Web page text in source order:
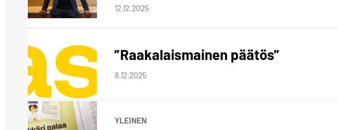
12.12.2025
”Raakalaismainen päätös”
8.12.2025
YLEINEN